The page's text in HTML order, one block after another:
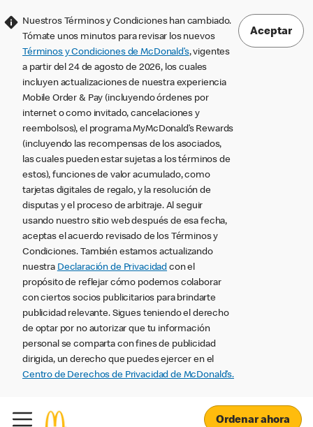
Nuestros Términos y Condiciones han cambiado.
Tómate unos minutos para revisar los nuevos
Términos y Condiciones de McDonald’s, vigentes
a partir del 24 de agosto de 2026, los cuales
incluyen actualizaciones de nuestra experiencia
Mobile Order & Pay (incluyendo órdenes por
internet o como invitado, cancelaciones y
reembolsos), el programa MyMcDonald’s Rewards
(incluyendo las recompensas de los asociados,
las cuales pueden estar sujetas a los términos de
estos), funciones de valor acumulado, como
tarjetas digitales de regalo, y la resolución de
disputas y el proceso de arbitraje. Al seguir
usando nuestro sitio web después de esa fecha,
aceptas el acuerdo revisado de los Términos y
Condiciones. También estamos actualizando
nuestra Declaración de Privacidad con el
propósito de reflejar cómo podemos colaborar
con ciertos socios publicitarios para brindarte
publicidad relevante. Sigues teniendo el derecho
de optar por no autorizar que tu información
personal se comparta con fines de publicidad
dirigida, un derecho que puedes ejercer en el
Centro de Derechos de Privacidad de McDonald’s.
Aceptar
Ordenar ahora